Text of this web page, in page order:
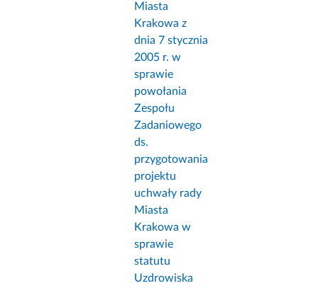
Miasta
Krakowa z
dnia 7 stycznia
2005 r. w
sprawie
powołania
Zespołu
Zadaniowego
ds.
przygotowania
projektu
uchwały rady
Miasta
Krakowa w
sprawie
statutu
Uzdrowiska